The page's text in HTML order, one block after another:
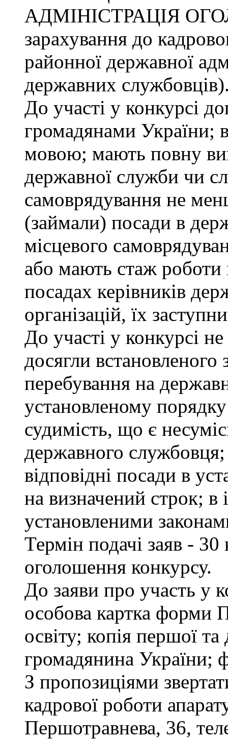
АДМІНІСТРАЦІЯ
зарахування до
районної державної
державних
До участі у конкурсі
громадянами України;
мовою; мають повну
державної служби чи
самоврядування не
(займали) посади в
місцевого
або мають стаж
посадах керівників
організацій, їх
До участі у конкурсі
досягли встановленого
перебування на
установленому
судимість, що є
державного службовця;
відповідні посади в
на визначений строк;
установленими
Термін подачі заяв -
оголошення конкурсу.
До заяви про участь у
особова картка форми
освіту; копія першої
громадянина України;
З пропозиціями
кадрової роботи
Першотравнева, 36,